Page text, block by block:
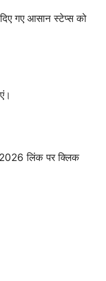
दिए गए आसान स्टेप्स को
लिंक पर क्लिक